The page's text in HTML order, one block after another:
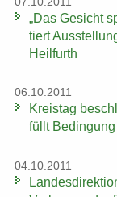
„Das Ge­sicht
tiert
Heil­furth
06.10.2011
Kreis­tag
füllt
04.10.2011